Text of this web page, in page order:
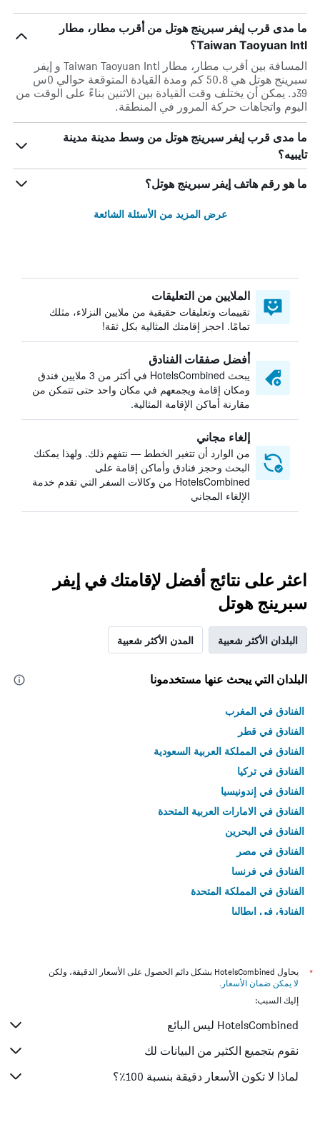
ما مدى قرب إيفر سبرينج هوتل من أقرب مطار، مطار
Taiwan Taoyuan Intl؟
المسافة بين أقرب مطار، مطار Taiwan Taoyuan Intl و إيفر
سبرينج هوتل هي 50.8 كم ومدة القيادة المتوقعة حوالي 0س
39د. يمكن أن يختلف وقت القيادة بين الاثنين بناءً على الوقت من
اليوم واتجاهات حركة المرور في المنطقة.
ما مدى قرب إيفر سبرينج هوتل من وسط مدينة مدينة
تايبيه؟
ما هو رقم هاتف إيفر سبرينج هوتل؟
عرض المزيد من الأسئلة الشائعة
الملايين من التعليقات
تقييمات وتعليقات حقيقية من ملايين النزلاء، مثلك
تمامًا. احجز إقامتك المثالية بكل ثقة!
أفضل صفقات الفنادق
يبحث HotelsCombined في أكثر من 3 ملايين فندق
ومكان إقامة ويجمعهم في مكان واحد حتى تتمكن من
مقارنة أماكن الإقامة المثالية.
إلغاء مجاني
من الوارد أن تتغير الخطط — نتفهم ذلك. ولهذا يمكنك
البحث وحجز فنادق وأماكن إقامة على
HotelsCombined من وكالات السفر التي تقدم خدمة
الإلغاء المجاني
اعثر على نتائج أفضل لإقامتك في إيفر
سبرينج هوتل
البلدان الأكثر شعبية المدن الأكثر شعبية
البلدان التي يبحث عنها مستخدمونا
الفنادق في المغرب
الفنادق في قطر
الفنادق في المملكة العربية السعودية
الفنادق في تركيا
الفنادق في إندونيسيا
الفنادق في الامارات العربية المتحدة
الفنادق في البحرين
الفنادق في مصر
الفنادق في فرنسا
الفنادق في المملكة المتحدة
الفنادق في إيطاليا
*
يحاول HotelsCombined بشكل دائم الحصول على الأسعار الدقيقة، ولكن
لا يمكن ضمان الأسعار .
إليك السبب:
HotelsCombined ليس البائع
نقوم بتجميع الكثير من البيانات لك
لماذا لا تكون الأسعار دقيقة بنسبة 100٪؟